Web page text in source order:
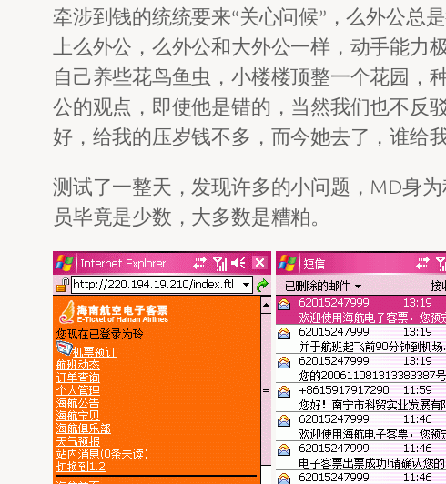
牵涉到钱的统统要来“关心问候”，么外公总
上么外公，么外公和大外公一样，动手能
自己养些花鸟鱼虫，小楼楼顶整一个花园，
公的观点，即使他是错的，当然我们也不反
好，给我的压岁钱不多，而今她去了，谁给
测试了一整天，发现许多的小问题，MD身
员毕竟是少数，大多数是糟粕。